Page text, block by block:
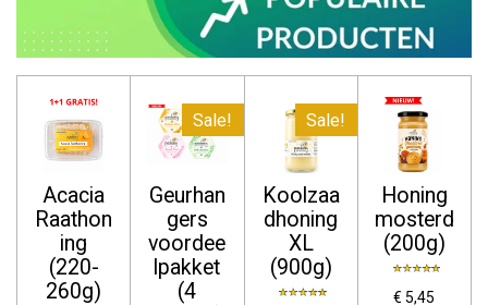
Acacia
Raathon
ing
(220-
260g)
Sale!
Geurhan
gers
voordee
lpakket
(4
Sale!
Koolzaa
dhoning
XL
(900g)
Honing
mosterd
(200g)
€ 5,45